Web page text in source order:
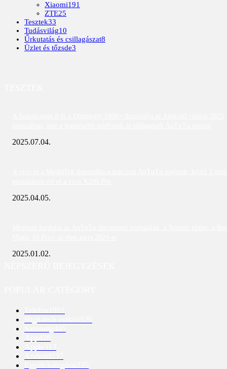
Xiaomi191
ZTE25
Tesztek33
Tudásvilág10
Űrkutatás és csillagászat8
Üzlet és tőzsde3
2025.07.04.
2025.04.05.
2025.01.02.